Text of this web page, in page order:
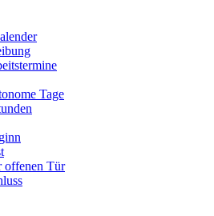
Tage
offenen Tür